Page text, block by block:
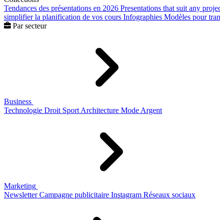
Tendances des présentations en 2026 Presentations that suit any
simplifier la planification de vos cours Infographies Modèles pour
Par secteur
Business
Technologie Droit Sport Architecture Mode Argent
Marketing
Newsletter Campagne publicitaire Instagram Réseaux sociaux